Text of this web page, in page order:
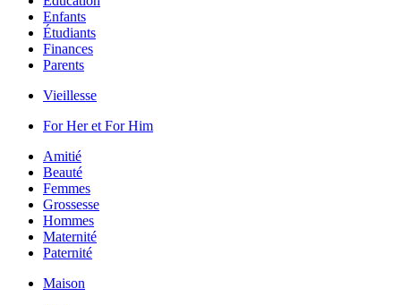
Enfants
Étudiants
Finances
Parents
Vieillesse
For Her et For Him
Amitié
Beauté
Femmes
Grossesse
Hommes
Maternité
Paternité
Maison